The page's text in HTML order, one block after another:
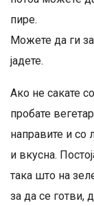
пире.
Можете да ги
јадете.
Ако не сакате
пробате
направите и со
и вкусна.
така што на
за да се готви,